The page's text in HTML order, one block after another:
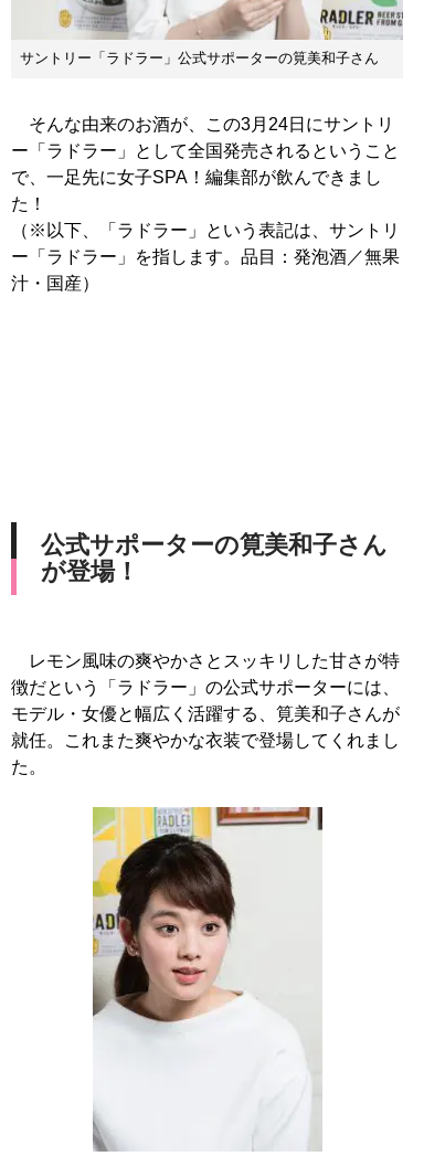
サントリー「ラドラー」公式サポーターの筧美和子さん
そんな由来のお酒が、この3月24日にサントリ
ー「ラドラー」として全国発売されるということ
で、一足先に女子SPA！編集部が飲んできまし
た！
（※以下、「ラドラー」という表記は、サントリ
ー「ラドラー」を指します。品目：発泡酒／無果
汁・国産）
公式サポーターの筧美和子さん
が登場！
レモン風味の爽やかさとスッキリした甘さが特
徴だという「ラドラー」の公式サポーターには、
モデル・女優と幅広く活躍する、筧美和子さんが
就任。これまた爽やかな衣装で登場してくれまし
た。